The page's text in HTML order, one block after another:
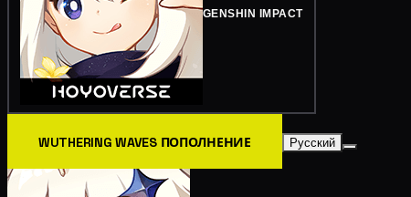
GENSHIN IMPACT
WUTHERING WAVES ПОПОЛНЕНИЕ Русский